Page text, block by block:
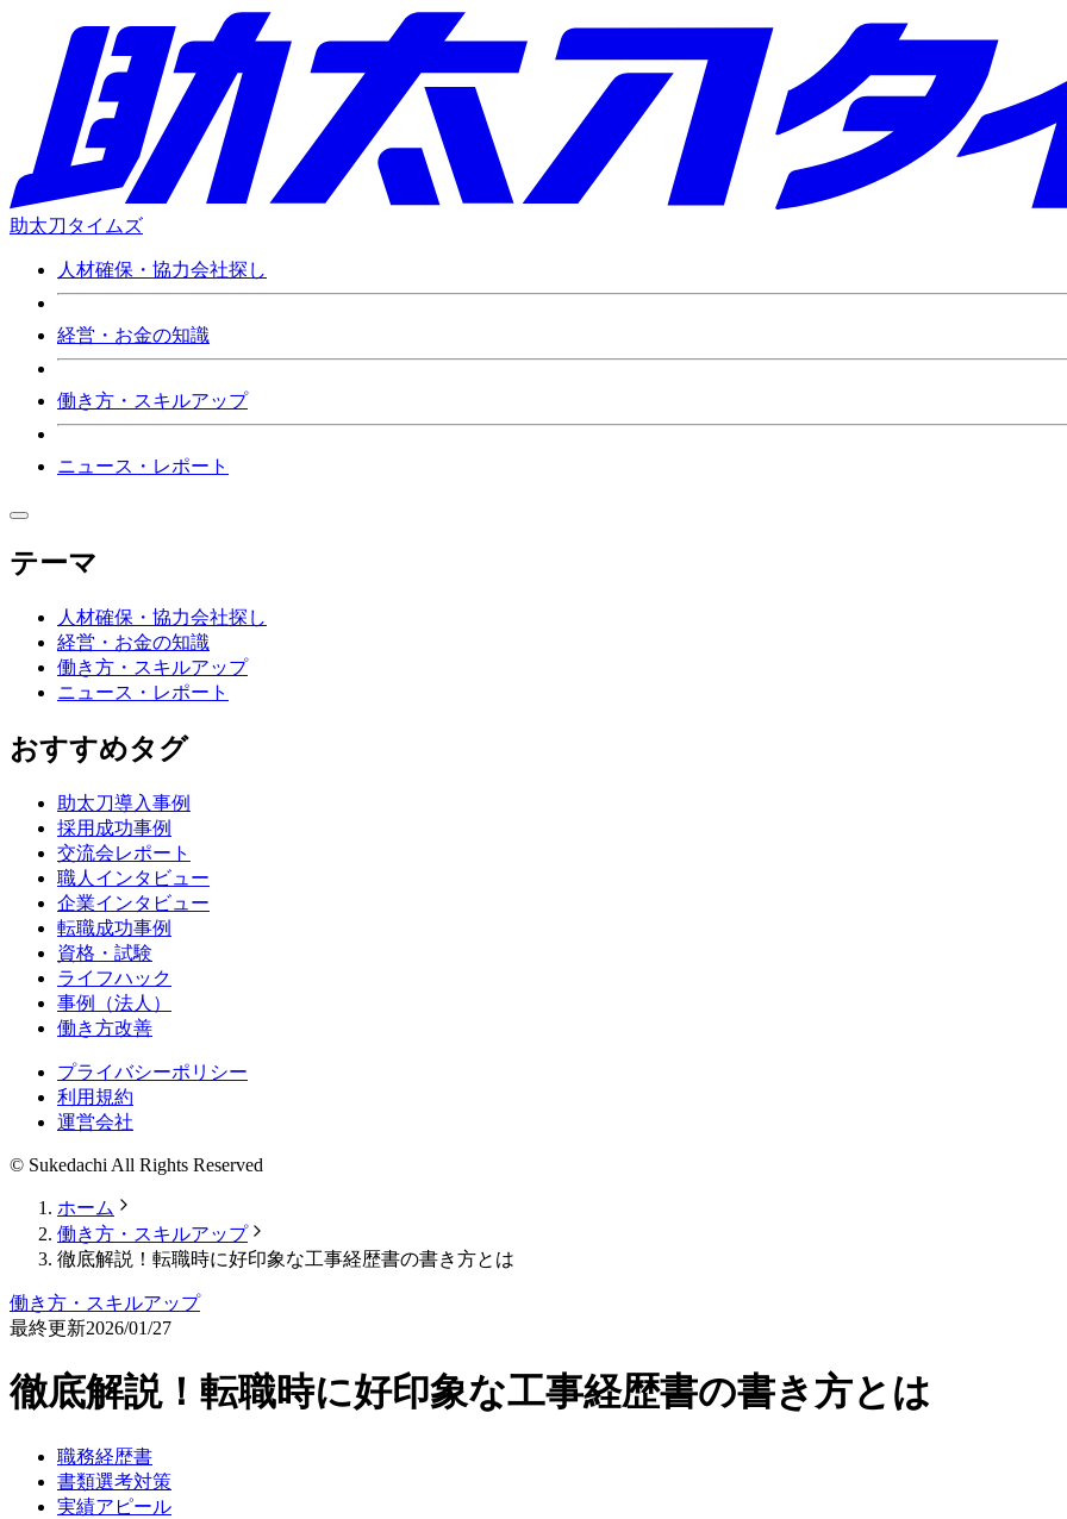
助太刀タイムズ
人材確保・協力会社探し
経営・お金の知識
働き方・スキルアップ
ニュース・レポート
テーマ
人材確保・協力会社探し
経営・お金の知識
働き方・スキルアップ
ニュース・レポート
おすすめタグ
助太刀導入事例
採用成功事例
交流会レポート
職人インタビュー
企業インタビュー
転職成功事例
資格・試験
ライフハック
事例（法人）
働き方改善
プライバシーポリシー
利用規約
運営会社
© Sukedachi All Rights Reserved
ホーム
働き方・スキルアップ
徹底解説！転職時に好印象な工事経歴書の書き方とは
働き方・スキルアップ
最終更新2026/01/27
徹底解説！転職時に好印象な工事経歴書の書き方とは
職務経歴書
書類選考対策
実績アピール